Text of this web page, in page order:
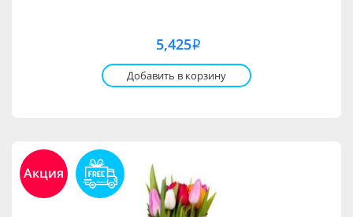
5,425i
Добавить в корзину
Акция